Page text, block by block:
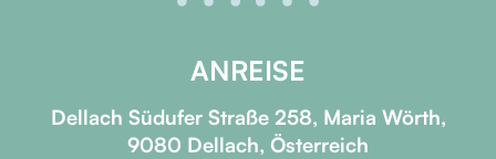
ANREISE
Dellach Südufer Straße 258, Maria Wörth,
9080 Dellach, Österreich